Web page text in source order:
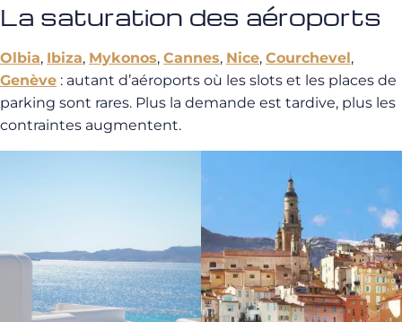
La saturation des aéroports
Olbia, Ibiza, Mykonos, Cannes, Nice, Courchevel,
Genève : autant d’aéroports où les slots et les places de
parking sont rares. Plus la demande est tardive, plus les
contraintes augmentent.